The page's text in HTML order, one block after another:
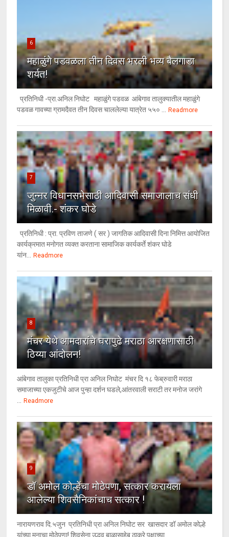
6
महाळुंगे पडवळला तीन दिवस भरली भव्य बैलगाडा
शर्यत!
प्रतिनिधी -प्रा.अनिल निघोट महाळुंगे पडवळ आंबेगाव तालुक्यातील महाळुंगे
पडवळ गावच्या ग्रामदैवत तीन दिवस चाललेल्या यात्रेत ५५० ... Readmore
7
जुन्नर विधानसभेसाठी आदिवासी समाजालाच संधी
मिळावी.- शंकर घोडे
प्रतिनिधी : प्रा. प्रविण ताजणे ( सर ) जागतिक आदिवासी दिना निमित्त आयोजित
कार्यक्रमात मनोगत व्यक्त करताना सामाजिक कार्यकर्ते शंकर घोडे
यांन... Readmore
8
मंचर येथे आमदारांचे घरापुढे मराठा आरक्षणासाठी
ठिय्या आंदोलन!
आंबेगाव तालुका प्रतिनिधी प्रा अनिल निघोट मंचर दि १८ फेब्रुवारी मराठा
समाजाच्या एकजुटीचे आज पुन्हा दर्शन घडले,आंतरवाली सराटी तर मनोज जरांगे
... Readmore
9
डॉ अमोल कोल्हेंचा मोठेपणा, सत्कार करायला
आलेल्या शिवसैनिकांचाच सत्कार !
नारायणराव दि.५जुन प्रतिनिधी प्रा अनिल निघोट सर खासदार डॉ अमोल कोल्हे
यांच्या मनाचा मोठेपणा! शिवसेना उद्धव बाळासाहेब ठाकरे पक्षाच्या